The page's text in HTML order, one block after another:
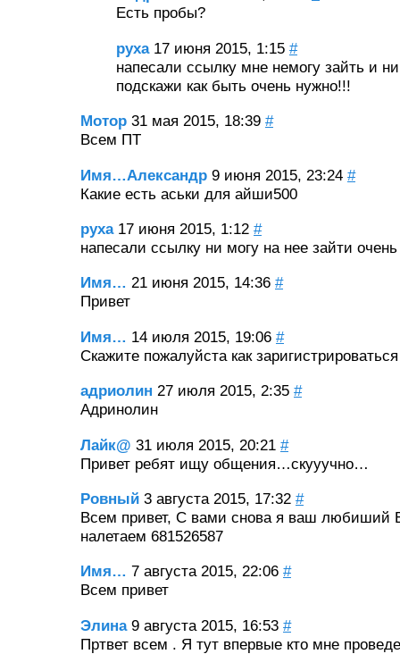
Есть пробы?
руха 17 июня 2015, 1:15 #
напесали ссылку мне немогу зайть и
подскажи как быть очень нужно!!!
Мотор 31 мая 2015, 18:39 #
Всем ПТ
Имя…Александр 9 июня 2015, 23:24 #
Какие есть аськи для айши500
руха 17 июня 2015, 1:12 #
напесали ссылку ни могу на нее зайти
Имя… 21 июня 2015, 14:36 #
Привет
Имя… 14 июля 2015, 19:06 #
Скажите пожалуйста как
адриолин 27 июля 2015, 2:35 #
Адринолин
Лайк@ 31 июля 2015, 20:21 #
Привет ребят ищу общения…скууучно…
Ровный 3 августа 2015, 17:32 #
Всем привет, С вами снова я ваш любиший
налетаем 681526587
Имя… 7 августа 2015, 22:06 #
Всем привет
Элина 9 августа 2015, 16:53 #
Пртвет всем . Я тут впервые кто мне